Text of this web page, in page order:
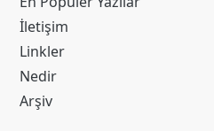
İletişim
Linkler
Nedir
Arşiv